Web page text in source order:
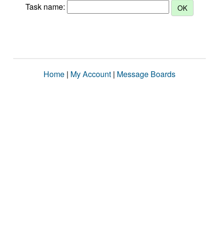
Task name:
Home | My Account | Message Boards